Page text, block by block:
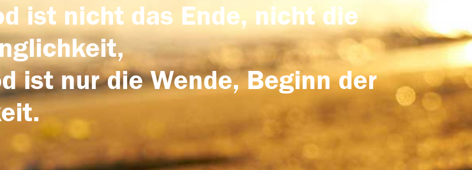
ist nicht das Ende, nicht die
ist nur die Wende, Beginn der